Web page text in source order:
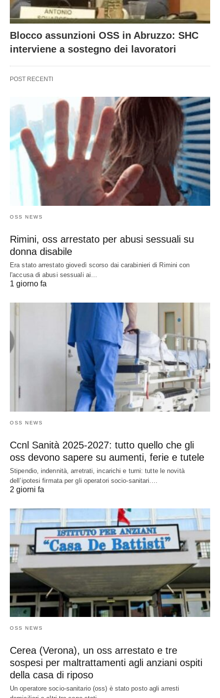
Blocco assunzioni OSS in Abruzzo: SHC
interviene a sostegno dei lavoratori
POST RECENTI
OSS NEWS
Rimini, oss arrestato per abusi sessuali su
donna disabile
Era stato arrestato giovedì scorso dai carabinieri di Rimini con
l'accusa di abusi sessuali ai…
1 giorno fa
OSS NEWS
Ccnl Sanità 2025-2027: tutto quello che gli
oss devono sapere su aumenti, ferie e tutele
Stipendio, indennità, arretrati, incarichi e turni: tutte le novità
dell’ipotesi firmata per gli operatori socio-sanitari.…
2 giorni fa
OSS NEWS
Cerea (Verona), un oss arrestato e tre
sospesi per maltrattamenti agli anziani ospiti
della casa di riposo
Un operatore socio-sanitario (oss) è stato posto agli arresti